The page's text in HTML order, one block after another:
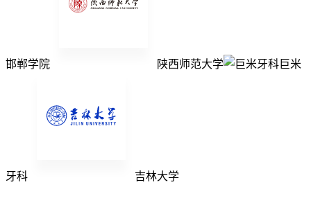
邯郸学院 陕西师范大学 巨米
牙科 吉林大学